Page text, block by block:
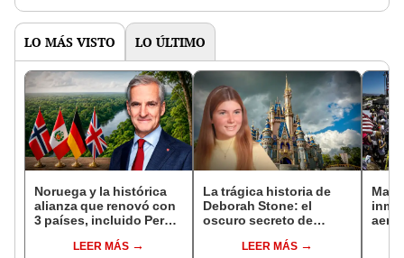
LO MÁS VISTO LO ÚLTIMO
Noruega y la histórica
alianza que renovó con
3 países, incluido Perú,
deforestación de la
LEER MÁS
La trágica historia de
Deborah Stone: el
oscuro secreto de
el parque temático en
LEER MÁS